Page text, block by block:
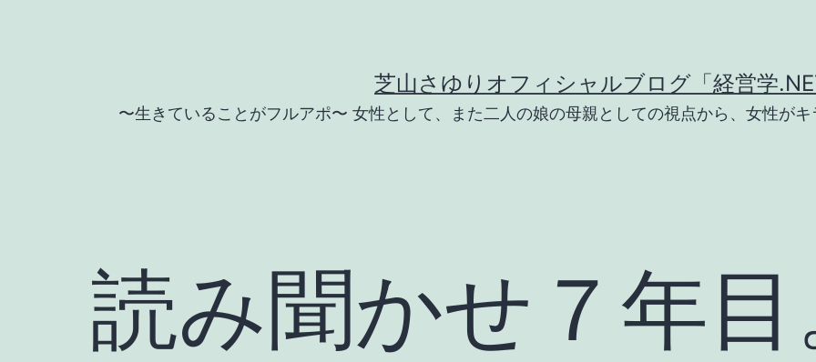
芝山さゆりオフィシャルブログ「経営学
〜生きていることがフルアポ〜 女性として、また二人の娘の母親としての視点から、女性が
読み聞かせ７年